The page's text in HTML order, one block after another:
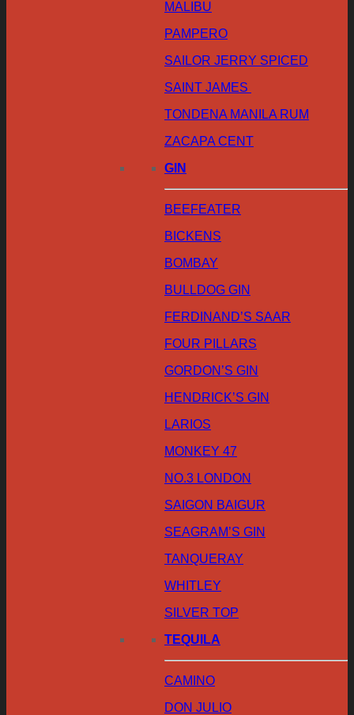
MALIBU
PAMPERO
SAILOR JERRY SPICED
SAINT JAMES
TONDENA MANILA RUM
ZACAPA CENT
GIN
BEEFEATER
BICKENS
BOMBAY
BULLDOG GIN
FERDINAND’S SAAR
FOUR PILLARS
GORDON’S GIN
HENDRICK’S GIN
LARIOS
MONKEY 47
NO.3 LONDON
SAIGON BAIGUR
SEAGRAM’S GIN
TANQUERAY
WHITLEY
SILVER TOP
TEQUILA
CAMINO
DON JULIO